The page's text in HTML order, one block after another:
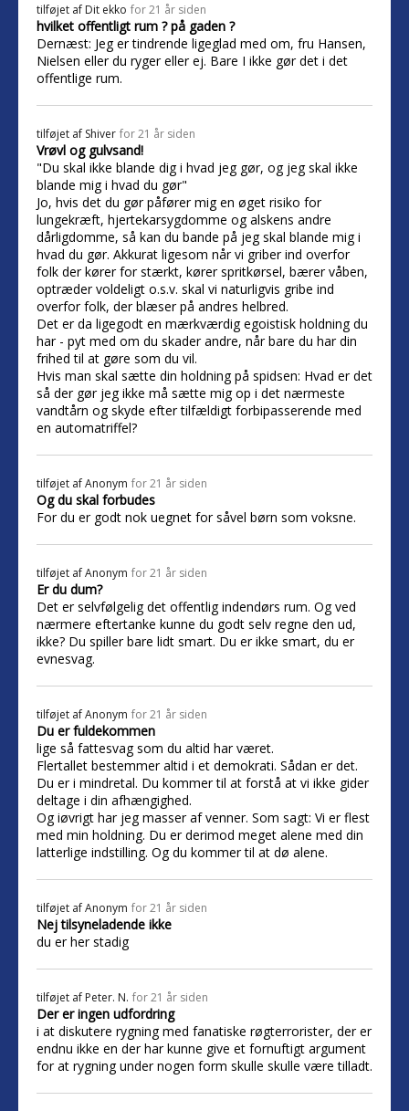
tilføjet af Dit ekko for 21 år siden
hvilket offentligt rum ? på gaden ?
Dernæst: Jeg er tindrende ligeglad med om, fru Hansen,
Nielsen eller du ryger eller ej. Bare I ikke gør det i det
offentlige rum.
tilføjet af Shiver for 21 år siden
Vrøvl og gulvsand!
"Du skal ikke blande dig i hvad jeg gør, og jeg skal ikke
blande mig i hvad du gør"
Jo, hvis det du gør påfører mig en øget risiko for
lungekræft, hjertekarsygdomme og alskens andre
dårligdomme, så kan du bande på jeg skal blande mig i
hvad du gør. Akkurat ligesom når vi griber ind overfor
folk der kører for stærkt, kører spritkørsel, bærer våben,
optræder voldeligt o.s.v. skal vi naturligvis gribe ind
overfor folk, der blæser på andres helbred.
Det er da ligegodt en mærkværdig egoistisk holdning du
har - pyt med om du skader andre, når bare du har din
frihed til at gøre som du vil.
Hvis man skal sætte din holdning på spidsen: Hvad er det
så der gør jeg ikke må sætte mig op i det nærmeste
vandtårn og skyde efter tilfældigt forbipasserende med
en automatriffel?
tilføjet afAnonym for 21 år siden
Og du skal forbudes
For du er godt nok uegnet for såvel børn som voksne.
tilføjet afAnonym for 21 år siden
Er du dum?
Det er selvfølgelig det offentlig indendørs rum. Og ved
nærmere eftertanke kunne du godt selv regne den ud,
ikke? Du spiller bare lidt smart. Du er ikke smart, du er
evnesvag.
tilføjet afAnonym for 21 år siden
Du er fuldekommen
lige så fattesvag som du altid har været.
Flertallet bestemmer altid i et demokrati. Sådan er det.
Du er i mindretal. Du kommer til at forstå at vi ikke gider
deltage i din afhængighed.
Og iøvrigt har jeg masser af venner. Som sagt: Vi er flest
med min holdning. Du er derimod meget alene med din
latterlige indstilling. Og du kommer til at dø alene.
tilføjet afAnonym for 21 år siden
Nej tilsyneladende ikke
du er her stadig
tilføjet af Peter. N. for 21 år siden
Der er ingen udfordring
i at diskutere rygning med fanatiske røgterrorister, der er
endnu ikke en der har kunne give et fornuftigt argument
for at rygning under nogen form skulle skulle være tilladt.